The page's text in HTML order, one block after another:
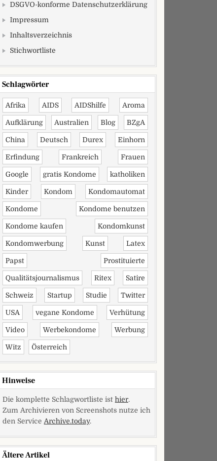
DSGVO-konforme Datenschutzerklärung
Impressum
Inhaltsverzeichnis
Stichwortliste
Schlagwörter
Afrika AIDS AIDShilfe Aroma
Aufklärung Australien Blog BZgA
China Deutsch Durex Einhorn
Erfindung Frankreich Frauen
Google gratis Kondome katholiken
Kinder Kondom Kondomautomat
Kondome Kondome benutzen
Kondome kaufen Kondomkunst
Kondomwerbung Kunst Latex
Papst Prostituierte
Qualitätsjournalismus Ritex Satire
Schweiz Startup Studie Twitter
USA vegane Kondome Verhütung
Video Werbekondome Werbung
Witz Österreich
Hinweise
Die komplette Schlagwortliste ist hier.
Zum Archivieren von Screenshots nutze ich
den Service Archive.today.
Ältere Artikel